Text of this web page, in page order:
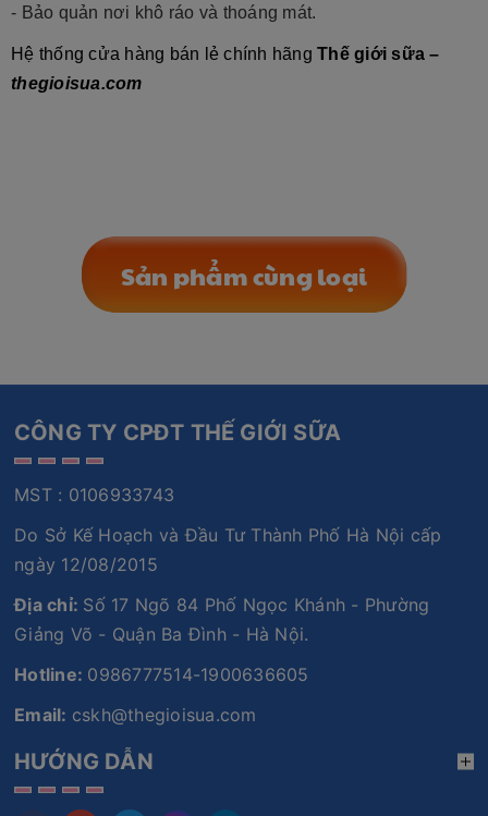
- Bảo quản nơi khô ráo và thoáng mát.
Hệ thống cửa hàng bán lẻ chính hãng Thế giới sữa –
thegioisua.com
Sản phẩm cùng loại
CÔNG TY CPĐT THẾ GIỚI SỮA
MST : 0106933743
Do Sở Kế Hoạch và Đầu Tư Thành Phố Hà Nội cấp
ngày 12/08/2015
Địa chỉ: Số 17 Ngõ 84 Phố Ngọc Khánh - Phường
Giảng Võ - Quận Ba Đình - Hà Nội.
Hotline: 0986777514-1900636605
Email: cskh@thegioisua.com
HƯỚNG DẪN